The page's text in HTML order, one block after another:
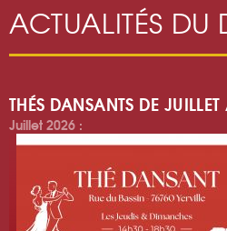
ACTUALITÉS
THÉS DANSANTS DE
Juillet 2026 :
PAGES